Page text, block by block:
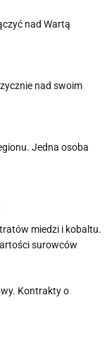
nad Wartą
nad swoim
Jedna osoba
miedzi i kobaltu.
surowców
Kontrakty o